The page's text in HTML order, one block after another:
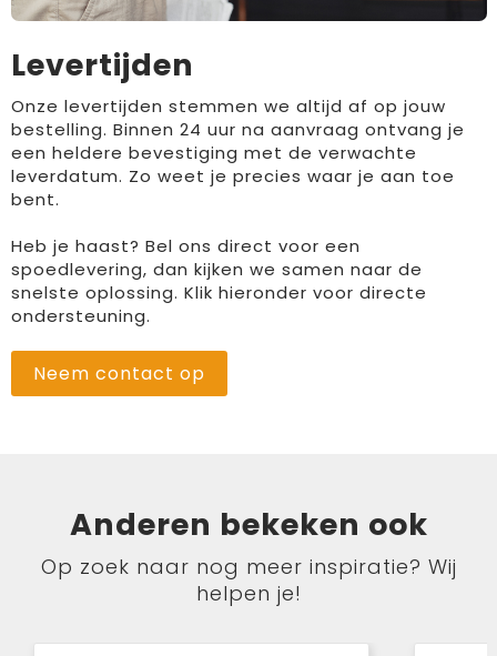
Levertijden
Onze levertijden stemmen we altijd af op jouw
bestelling. Binnen 24 uur na aanvraag ontvang je
een heldere bevestiging met de verwachte
leverdatum. Zo weet je precies waar je aan toe
bent.
Heb je haast? Bel ons direct voor een
spoedlevering, dan kijken we samen naar de
snelste oplossing. Klik hieronder voor directe
ondersteuning.
Neem contact op
Anderen bekeken ook
Op zoek naar nog meer inspiratie? Wij
helpen je!